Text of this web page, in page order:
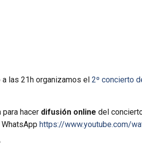
a las 21h organizamos el2º concierto
hacer difusión onlinedel
https://www.youtube.com/